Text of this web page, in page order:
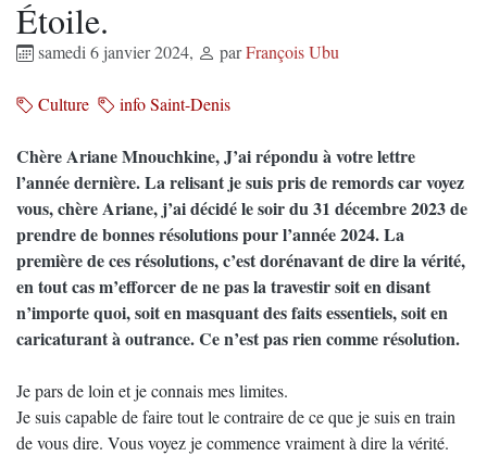
Étoile.
samedi 6 janvier 2024, parFrançois Ubu
Culture info Saint-Denis
Chère Ariane Mnouchkine, J’ai répondu à votre lettre
l’année dernière. La relisant je suis pris de remords car voyez
vous, chère Ariane, j’ai décidé le soir du 31 décembre 2023 de
prendre de bonnes résolutions pour l’année 2024. La
première de ces résolutions, c’est dorénavant de dire la vérité,
en tout cas m’efforcer de ne pas la travestir soit en disant
n’importe quoi, soit en masquant des faits essentiels, soit en
caricaturant à outrance. Ce n’est pas rien comme résolution.
Je pars de loin et je connais mes limites.
Je suis capable de faire tout le contraire de ce que je suis en train
de vous dire. Vous voyez je commence vraiment à dire la vérité.